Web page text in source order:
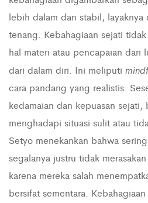
lebih dalam dan stabil, layaknya
tenang. Kebahagiaan sejati
hal materi atau pencapaian dari
dari dalam diri. Ini meliputi
cara pandang yang realistis.
kedamaian dan kepuasan sejati,
menghadapi situasi sulit atau
Setyo menekankan bahwa
segalanya justru tidak
karena mereka salah
bersifat sementara.